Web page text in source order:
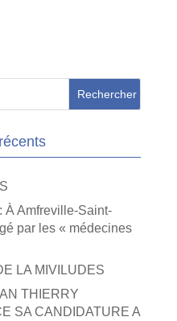
À Amfreville-Saint-
par les « médecines
LA MIVILUDES
THIERRY
SA CANDIDATURE A